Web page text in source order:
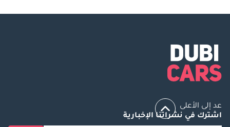
عد إلى الأعلى
اشترك في نشراتنا الإخبارية